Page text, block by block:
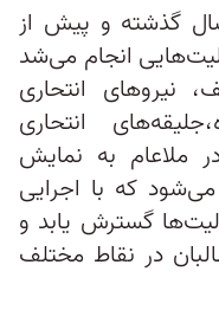
گذشته و پیش از
انجام می‌شد
نیروهای انتحاری
انتحاری
ملاعام به نمایش
که با اجرایی
گسترش یابد و
در نقاط مختلف